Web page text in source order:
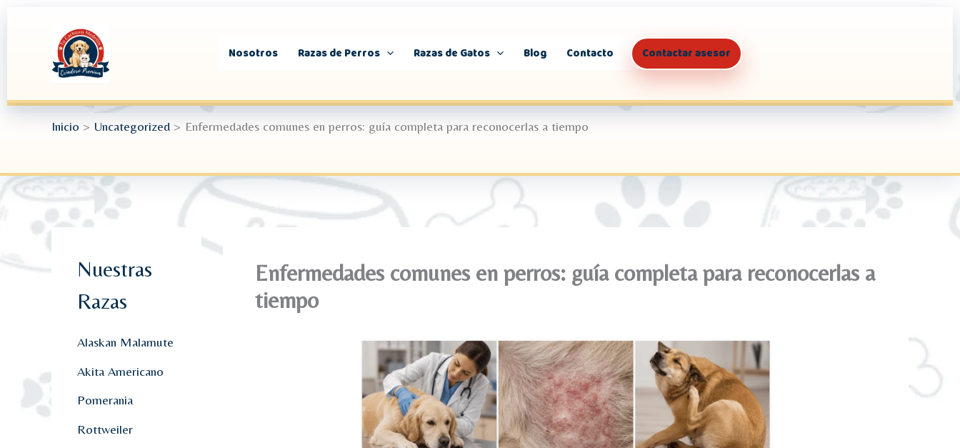
Nosotros Razas de Perros Razas de Gatos Blog Contacto Contactar asesor
Inicio Uncategorized Enfermedades comunes en perros: guía completa para reconocerlas a tiempo
Nuestras
Razas
Alaskan Malamute
Akita Americano
Pomerania
Rottweiler
Enfermedades comunes en perros: guía completa para reconocerlas a
tiempo